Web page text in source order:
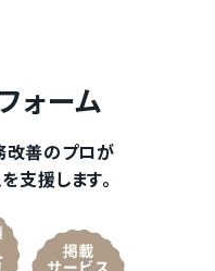
ォーム
改善のプロが
支援します。